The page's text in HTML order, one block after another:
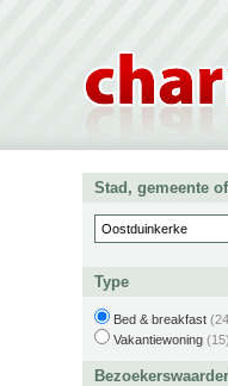
Stad, gemeente
Type
Bed & breakfast
Vakantiewoning (15)